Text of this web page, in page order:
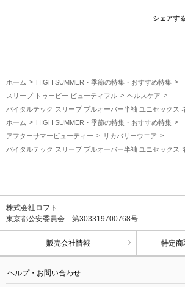
シェアする
ホーム
HIGH SUMMER・季節の特集・おすすめ特集
スリープ トゥービー ビューティフル
ヘルスケア
バイタルテック スリープ プルオーバー半袖 ユニセックス
ホーム
HIGH SUMMER・季節の特集・おすすめ特集
アフターサマービューティー
リカバリーウエア
バイタルテック スリープ プルオーバー半袖 ユニセックス
株式会社ロフト
東京都公安委員会 第303319700768号
販売会社情報 特定商
ヘルプ・お問い合わせ